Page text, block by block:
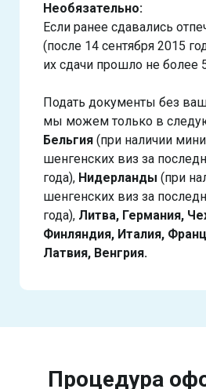
Необязательно:
Если ранее сдавались
(после 14 сентября 2015
их сдачи прошло не более
Подать документы без
мы можем только в
Бельгия (при наличии
шенгенских виз за
года), Нидерланды (при
шенгенских виз за
года), Литва, Германия,
Финляндия, Италия,
Латвия, Венгрия.
Процедура